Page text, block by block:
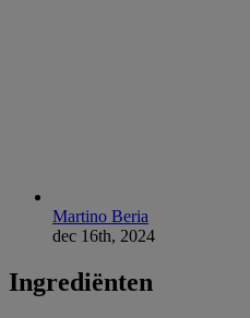
Martino Beria
dec 16th, 2024
Ingrediënten